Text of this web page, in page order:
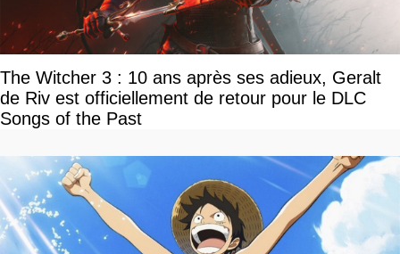
The Witcher 3 : 10 ans après ses adieux, Geralt
de Riv est officiellement de retour pour le DLC
Songs of the Past